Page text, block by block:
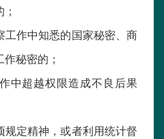
工作中知悉的国家秘密、商
秘密的；
中超越权限造成不良后果
规定精神，或者利用统计督